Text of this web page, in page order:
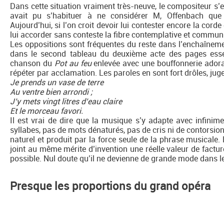
Dans cette situation vraiment très-neuve, le compositeur
avait pu s’habituer à ne considérer M, Offenbach
Aujourd’hui, si l’on croit devoir lui contester encore la
lui accorder sans conteste la fibre contemplative et
Les oppositions sont fréquentes du reste dans
dans le second tableau du deuxième acte des pages
chanson du Pot au feuenlevée avec une bouffonnerie
répéter par acclamation. Les paroles en sont fort drôles,
Je prends un vase de terre
Au ventre bien arrondi ;
J’y mets vingt litres d’eau claire
Et le morceau favori.
Il est vrai de dire que la musique s’y adapte avec
syllabes, pas de mots dénaturés, pas de cris ni de
naturel et produit par la force seule de la phrase
joint au même mérite d’invention une réelle valeur de
possible. Nul doute qu’il ne devienne de grande mode dans
Presque les proportions du grand opéra